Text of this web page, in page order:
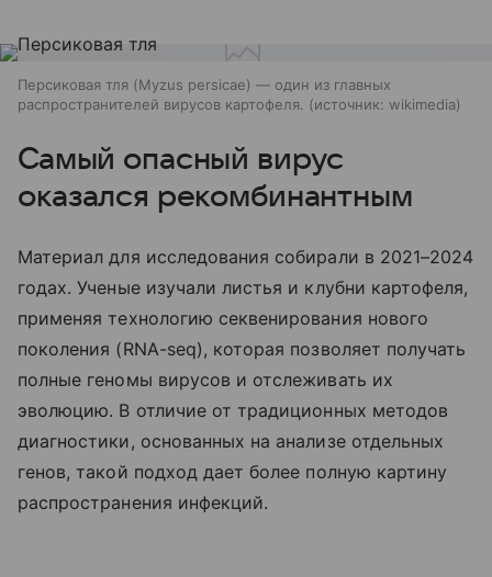
Персиковая тля (Myzus persicae) — один из главных
распространителей вирусов картофеля.
источник: wikimedia
Самый опасный вирус
оказался рекомбинантным
Материал для исследования собирали в 2021–2024
годах. Ученые изучали листья и клубни картофеля,
применяя технологию секвенирования нового
поколения (RNA-seq), которая позволяет получать
полные геномы вирусов и отслеживать их
эволюцию. В отличие от традиционных методов
диагностики, основанных на анализе отдельных
генов, такой подход дает более полную картину
распространения инфекций.